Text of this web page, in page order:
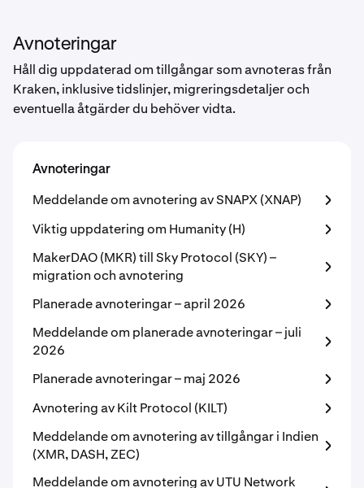
Avnoteringar
Håll dig uppdaterad om tillgångar som avnoteras från
Kraken, inklusive tidslinjer, migreringsdetaljer och
eventuella åtgärder du behöver vidta.
Avnoteringar
Meddelande om avnotering av SNAPX (XNAP)
Viktig uppdatering om Humanity (H)
MakerDAO (MKR) till Sky Protocol (SKY) –
migration och avnotering
Planerade avnoteringar – april 2026
Meddelande om planerade avnoteringar – juli
2026
Planerade avnoteringar – maj 2026
Avnotering av Kilt Protocol (KILT)
Meddelande om avnotering av tillgångar i Indien
(XMR, DASH, ZEC)
Meddelande om avnotering av UTU Network